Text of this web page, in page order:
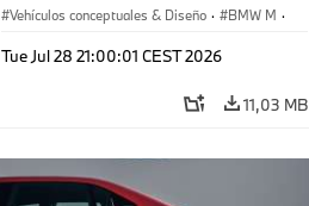
Vehículos conceptuales & Diseño · BMW M ·
Tue Jul 28 21:00:01 CEST 2026
11,03 MB